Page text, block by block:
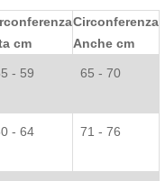
cm
Circonferenza
Anche cm
- 59 65 - 70
- 64 71 - 76